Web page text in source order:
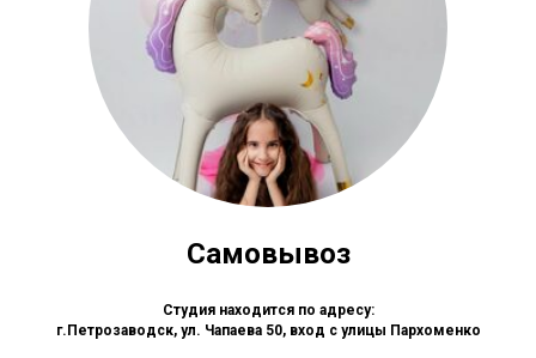
Самовывоз
Студия находится по адресу:
г.Петрозаводск, ул. Чапаева 50, вход с улицы Пархоменко